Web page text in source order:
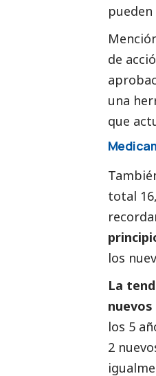
de
una
que
total
los
La
los 5
2